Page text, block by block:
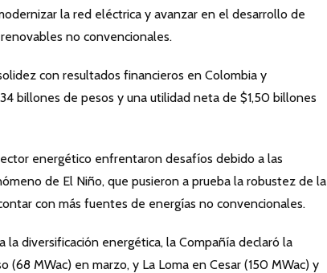
la red eléctrica y avanzar en el desarrollo de
no convencionales.
con resultados financieros en Colombia y
billones de pesos y una utilidad neta de $1,50 billones
energético enfrentaron desafíos debido a las
de El Niño, que pusieron a prueba la robustez de la
con más fuentes de energías no convencionales.
diversificación energética, la Compañía declaró la
(68 MWac) en marzo, y La Loma en Cesar (150 MWac) y